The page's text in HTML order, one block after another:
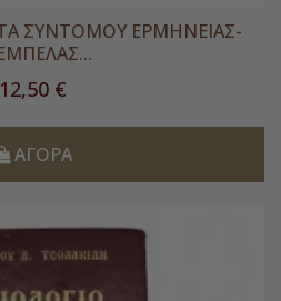
ΣΥΝΤΟΜΟΥ ΕΡΜΗΝΕΙΑΣ-
Τιμή
12,50 €
ΑΓΟΡΆ